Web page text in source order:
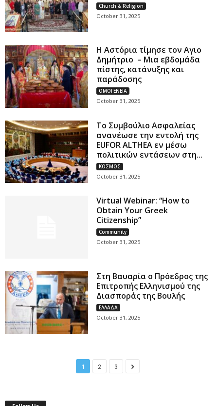
Church & Religion
October 31, 2025
Η Αστόρια τίμησε τον Αγιο
Δημήτριο – Μια εβδομάδα
πίστης, κατάνυξης και
παράδοσης
ΟΜΟΓΕΝΕΙΑ
October 31, 2025
Το Συμβούλιο Ασφαλείας
ανανέωσε την εντολή της
EUFOR ALTHEA εν μέσω
πολιτικών εντάσεων στη...
ΚΟΣΜΟΣ
October 31, 2025
Virtual Webinar: “How to
Obtain Your Greek
Citizenship”
Community
October 31, 2025
Στη Βαυαρία ο Πρόεδρος της
Επιτροπής Ελληνισμού της
Διασποράς της Βουλής
ΕΛΛΑΔΑ
October 31, 2025
1 2 3